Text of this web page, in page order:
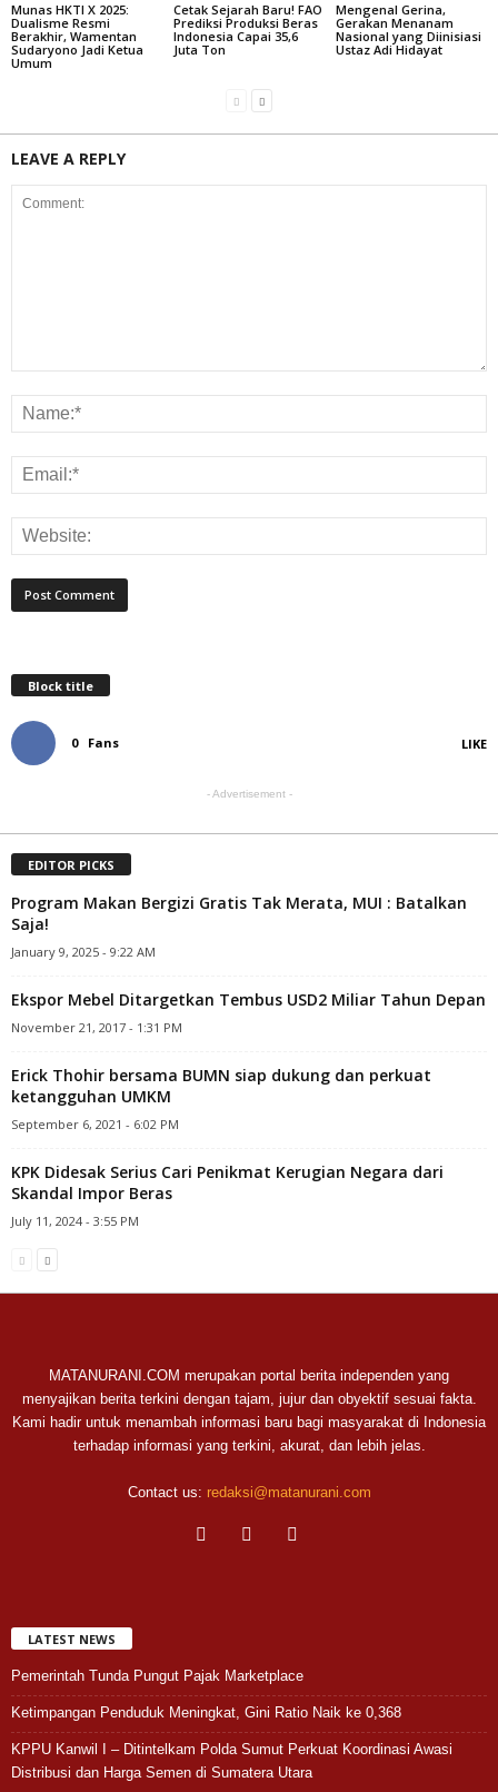
Munas HKTI X 2025:
Dualisme Resmi
Berakhir, Wamentan
Sudaryono Jadi Ketua
Umum
Cetak Sejarah Baru! FAO
Prediksi Produksi Beras
Indonesia Capai 35,6
Juta Ton
Mengenal Gerina,
Gerakan Menanam
Nasional yang Diinisiasi
Ustaz Adi Hidayat
LEAVE A REPLY
Block title
0 Fans LIKE
- Advertisement -
EDITOR PICKS
Program Makan Bergizi Gratis Tak Merata, MUI : Batalkan
Saja!
January 9, 2025 - 9:22 AM
Ekspor Mebel Ditargetkan Tembus USD2 Miliar Tahun Depan
November 21, 2017 - 1:31 PM
Erick Thohir bersama BUMN siap dukung dan perkuat
ketangguhan UMKM
September 6, 2021 - 6:02 PM
KPK Didesak Serius Cari Penikmat Kerugian Negara dari
Skandal Impor Beras
July 11, 2024 - 3:55 PM
MATANURANI.COM merupakan portal berita independen yang
menyajikan berita terkini dengan tajam, jujur dan obyektif sesuai fakta.
Kami hadir untuk menambah informasi baru bagi masyarakat di Indonesia
terhadap informasi yang terkini, akurat, dan lebih jelas.
Contact us: redaksi@matanurani.com
LATEST NEWS
Pemerintah Tunda Pungut Pajak Marketplace
Ketimpangan Penduduk Meningkat, Gini Ratio Naik ke 0,368
KPPU Kanwil I – Ditintelkam Polda Sumut Perkuat Koordinasi Awasi
Distribusi dan Harga Semen di Sumatera Utara